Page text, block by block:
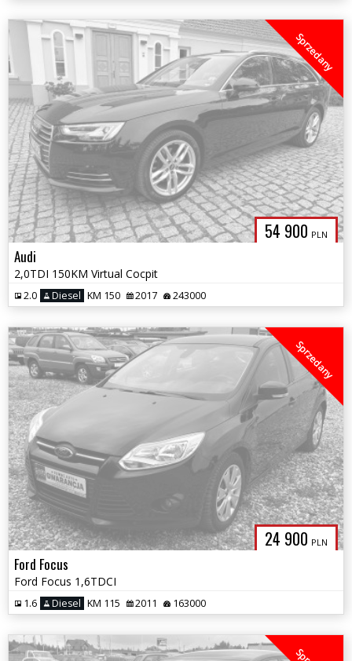
54 900 PLN
Sprzedany
Audi
2,0TDI 150KM Virtual Cocpit
2.0 Diesel KM 150 2017 243000
24 900 PLN
Sprzedany
Ford Focus
Ford Focus 1,6TDCI
1.6 Diesel KM 115 2011 163000